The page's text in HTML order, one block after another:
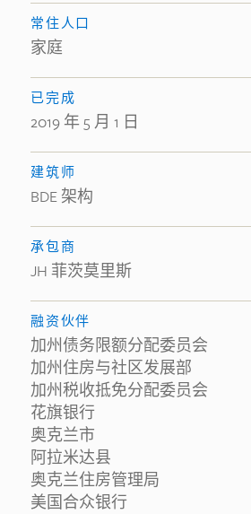
常住人口
家庭
已完成
2019 年 5 月 1 日
建筑师
BDE 架构
承包商
JH 菲茨莫里斯
融资伙伴
加州债务限额分配委员会
加州住房与社区发展部
加州税收抵免分配委员会
花旗银行
奥克兰市
阿拉米达县
奥克兰住房管理局
美国合众银行